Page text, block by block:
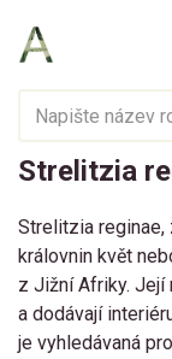
Strelitzia
Strelitzia reginae,
královnin květ
z Jižní Afriky. Její
a dodávají
je vyhledávaná